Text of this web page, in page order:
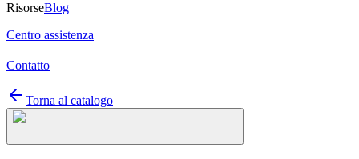
RisorseBlog
Centro assistenza
Contatto
Torna al catalogo